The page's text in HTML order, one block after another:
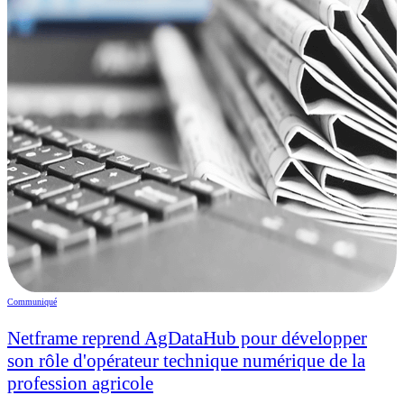
Communiqué
Netframe reprend AgDataHub pour développer
son rôle d'opérateur technique numérique de la
profession agricole